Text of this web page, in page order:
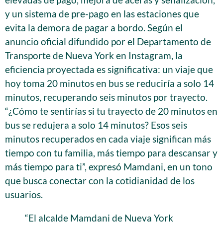
y un sistema de pre-pago en las estaciones que
evita la demora de pagar a bordo. Según el
anuncio oficial difundido por el Departamento de
Transporte de Nueva York en Instagram, la
eficiencia proyectada es significativa: un viaje que
hoy toma 20 minutos en bus se reduciría a solo 14
minutos, recuperando seis minutos por trayecto.
“¿Cómo te sentirías si tu trayecto de 20 minutos en
bus se redujera a solo 14 minutos? Esos seis
minutos recuperados en cada viaje significan más
tiempo con tu familia, más tiempo para descansar y
más tiempo para ti”, expresó Mamdani, en un tono
que busca conectar con la cotidianidad de los
usuarios.
“El alcalde Mamdani de Nueva York